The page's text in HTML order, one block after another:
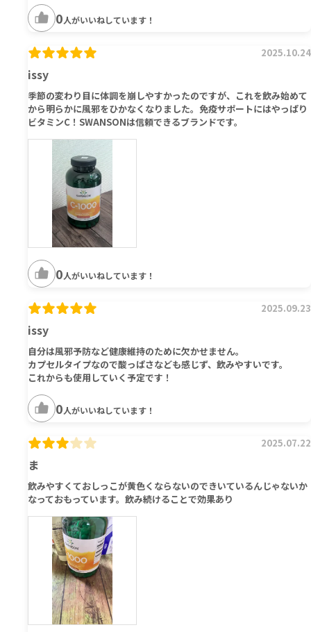
0人がいいねしています！
issy
2025.10.24
季節の変わり目に体調を崩しやすかったのですが、これを飲み始めて
から明らかに風邪をひかなくなりました。免疫サポートにはやっぱり
ビタミンC！SWANSONは信頼できるブランドです。
0人がいいねしています！
issy
2025.09.23
自分は風邪予防など健康維持のために欠かせません。
カプセルタイプなので酸っぱさなども感じず、飲みやすいです。
これからも使用していく予定です！
0人がいいねしています！
ま
2025.07.22
飲みやすくておしっこが黄色くならないのできいているんじゃないか
なっておもっています。飲み続けることで効果あり